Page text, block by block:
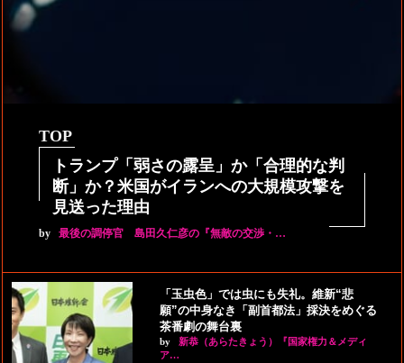
TOP
トランプ「弱さの露呈」か「合理的な判
断」か？米国がイランへの大規模攻撃を
見送った理由
by 最後の調停官 島田久仁彦の『無敵の交渉・…
「玉虫色」では虫にも失礼。維新“悲
願”の中身なき「副首都法」採決をめぐる
茶番劇の舞台裏
by
新恭（あらたきょう）『国家権力＆メディ
ア…